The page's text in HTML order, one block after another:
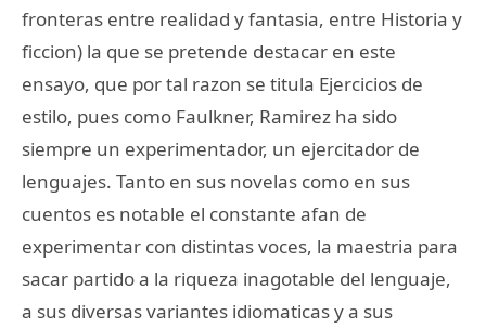
fronteras entre realidad y fantasia, entre Historia y
ficcion) la que se pretende destacar en este
ensayo, que por tal razon se titula Ejercicios de
estilo, pues como Faulkner, Ramirez ha sido
siempre un experimentador, un ejercitador de
lenguajes. Tanto en sus novelas como en sus
cuentos es notable el constante afan de
experimentar con distintas voces, la maestria para
sacar partido a la riqueza inagotable del lenguaje,
a sus diversas variantes idiomaticas y a sus